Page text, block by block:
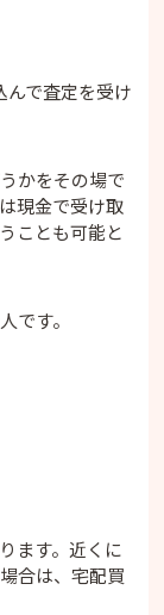
んで査定を受け
かをその場で
現金で受け取
ことも可能と
です。
ます。近くに
合は、宅配買